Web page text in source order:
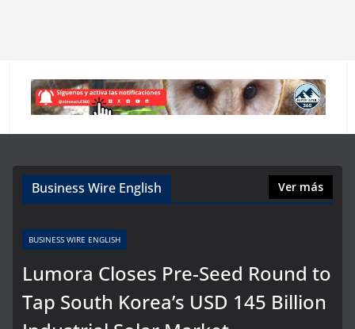
Business Wire English Ver más
BUSINESS WIRE ENGLISH
Lumora Closes Pre-Seed Round to
Tap South Korea’s USD 145 Billion